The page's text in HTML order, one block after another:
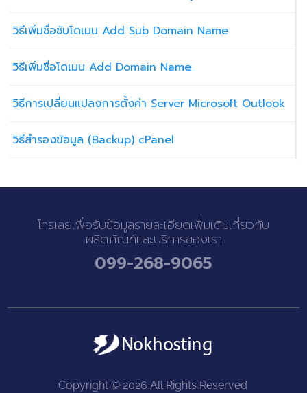
วิธีเพิ่มชื่อซับโดเมน Add Sub Domain Name
วิธีเพิ่มชื่อโดเมน Add Domain Name
วิธีการเปลี่ยนแปลงการตั้งค่า Server Microsoft Outlook
วิธีสำรองข้อมูล (Backup) cPanel
โทรเลยเพื่อรับข้อมูลรายละเอียดเพิ่มเติมเกี่ยวกับ
ผลิตภัณฑ์และบริการของเรา
099-268-9065
Copyright © 2026 All Rights Reserved